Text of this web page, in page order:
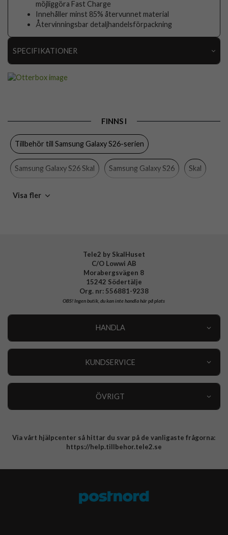
möjliggöra Fast Charge
Innehåller minst 85% återvunnet material
Återvinningsbar detaljhandelsförpackning
SPECIFIKATIONER
Handrem, MagSafe-kompatibel, Stöttålig
Färg
Hårdplast (PC), Mjukplast (TPU), Nylon
Tillverkarens art nr
FINNS I
Tillbehör till Samsung Galaxy S26-serien
Samsung Galaxy S26 Skal Samsung Galaxy S26 Skal
Otterbox
Visa fler
Tele2 by SkalHuset
C/O Lowwi AB
Morabergsvägen 8
15242 Södertälje
Org. nr: 556881-9238
OBS!Ingen butik, du kan inte handla här på plats
HANDLA
KUNDSERVICE
ÖVRIGT
Integritetspolicy
Via vårt hjälpcenter så hittar du svar på de vanligaste frågorna:
https://help.tillbehor.tele2.se